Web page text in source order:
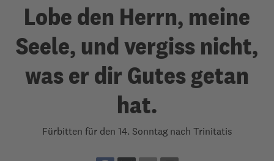
Lobe den Herrn, meine
Seele, und vergiss nicht,
was er dir Gutes getan
hat.
Fürbitten für den 14. Sonntag nach Trinitatis